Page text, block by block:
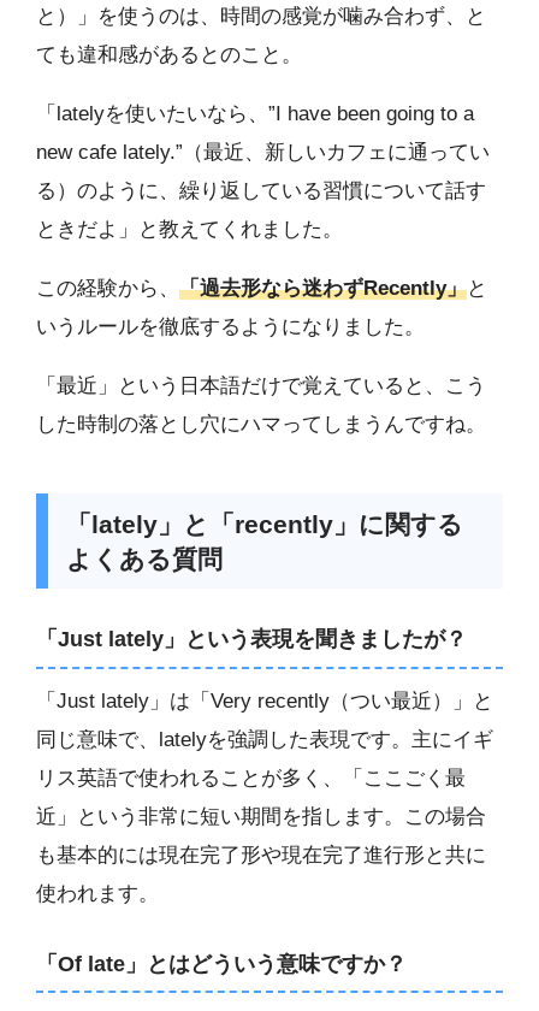
と）」を使うのは、時間の感覚が噛み合わず、と
ても違和感があるとのこと。
「latelyを使いたいなら、”I have been going to a
new cafe lately.”（最近、新しいカフェに通ってい
る）のように、繰り返している習慣について話す
ときだよ」と教えてくれました。
この経験から、 「過去形なら迷わずRecently」と
いうルールを徹底するようになりました。
「最近」という日本語だけで覚えていると、こう
した時制の落とし穴にハマってしまうんですね。
「lately」と「recently」に関する
よくある質問
「Just lately」という表現を聞きましたが？
「Just lately」は「Very recently（つい最近）」と
同じ意味で、latelyを強調した表現です。主にイギ
リス英語で使われることが多く、「ここごく最
近」という非常に短い期間を指します。この場合
も基本的には現在完了形や現在完了進行形と共に
使われます。
「Of late」とはどういう意味ですか？